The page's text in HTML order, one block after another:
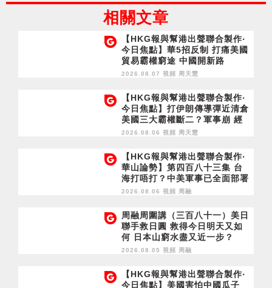
相關文章
【HKG報與幫港出聲聯合製作‧
今日焦點】華5招反制 打痛美國
貿易霸權窮途 中國開新路
2026.08.07 視頻 周天慧
【HKG報與幫港出聲聯合製作‧
今日焦點】打伊朗傳導彈近清倉
美國三大霸權斷二？軍事崩 經
濟損
2026.08.06 視頻 周天慧
【HKG報與幫港出聲聯合製作‧
華山論勢】第四百八十三集 台
海打唔打？中美軍事已全面部署
2028年1月台灣選舉是臨界點？
2026.08.06 視頻 周融
周融周圍講（三百八十一）美日
聯手救日圓 救得今日明天又如
何 日本山窮水盡又近一步？
2026.08.05 視頻 周融
【HKG報與幫港出聲聯合製作‧
今日焦點】美國害怕中國瓜子